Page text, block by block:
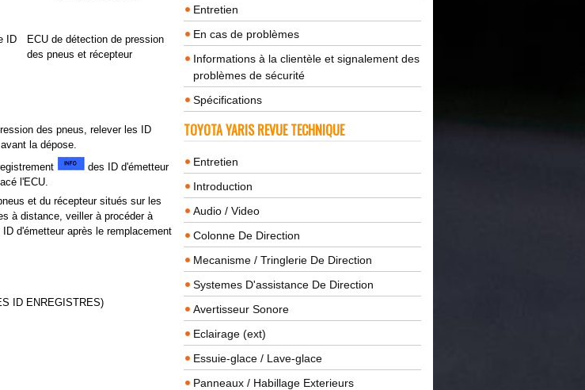
ID
ECU de détection de pression
des pneus et récepteur
des pneus, relever les ID
la dépose.
des ID d'émetteur
l'ECU.
et du récepteur situés sur les
à distance, veiller à procéder à
d'émetteur après le remplacement
ID ENREGISTRES)
Entretien
En cas de problèmes
Informations à la clientèle et signalement des
problèmes de sécurité
Spécifications
TOYOTA YARIS REVUE TECHNIQUE
Entretien
Introduction
Audio / Video
Colonne De Direction
Mecanisme / Tringlerie De Direction
Systemes D'assistance De Direction
Avertisseur Sonore
Eclairage (ext)
Essuie-glace / Lave-glace
Panneaux / Habillage Exterieurs